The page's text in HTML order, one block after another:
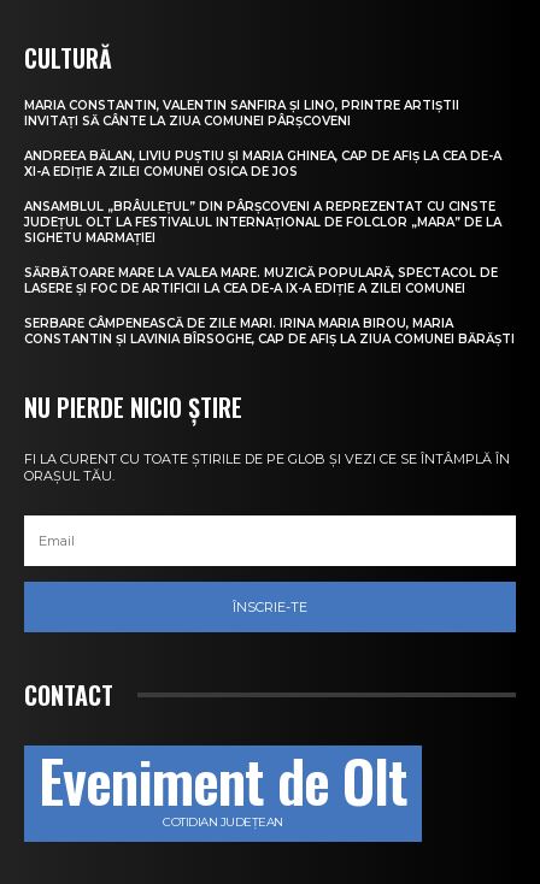
CULTURĂ
MARIA CONSTANTIN, VALENTIN SANFIRA ȘI LINO, PRINTRE ARTIȘTII
INVITAȚI SĂ CÂNTE LA ZIUA COMUNEI PÂRȘCOVENI
ANDREEA BĂLAN, LIVIU PUȘTIU ȘI MARIA GHINEA, CAP DE AFIȘ LA CEA DE-A
XI-A EDIȚIE A ZILEI COMUNEI OSICA DE JOS
ANSAMBLUL „BRÂULEȚUL” DIN PÂRȘCOVENI A REPREZENTAT CU CINSTE
JUDEȚUL OLT LA FESTIVALUL INTERNAȚIONAL DE FOLCLOR „MARA” DE LA
SIGHETU MARMAȚIEI
SĂRBĂTOARE MARE LA VALEA MARE. MUZICĂ POPULARĂ, SPECTACOL DE
LASERE ȘI FOC DE ARTIFICII LA CEA DE-A IX-A EDIȚIE A ZILEI COMUNEI
SERBARE CÂMPENEASCĂ DE ZILE MARI. IRINA MARIA BIROU, MARIA
CONSTANTIN ȘI LAVINIA BÎRSOGHE, CAP DE AFIȘ LA ZIUA COMUNEI BĂRĂȘTI
NU PIERDE NICIO ȘTIRE
FI LA CURENT CU TOATE ȘTIRILE DE PE GLOB ȘI VEZI CE SE ÎNTÂMPLĂ ÎN
ORAȘUL TĂU.
ÎNSCRIE-TE
CONTACT
Eveniment de Olt
COTIDIAN JUDEȚEAN